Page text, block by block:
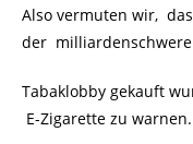
Also vermuten wir,
der
Tabaklobby gekauft
E-Zigarette zu warnen.